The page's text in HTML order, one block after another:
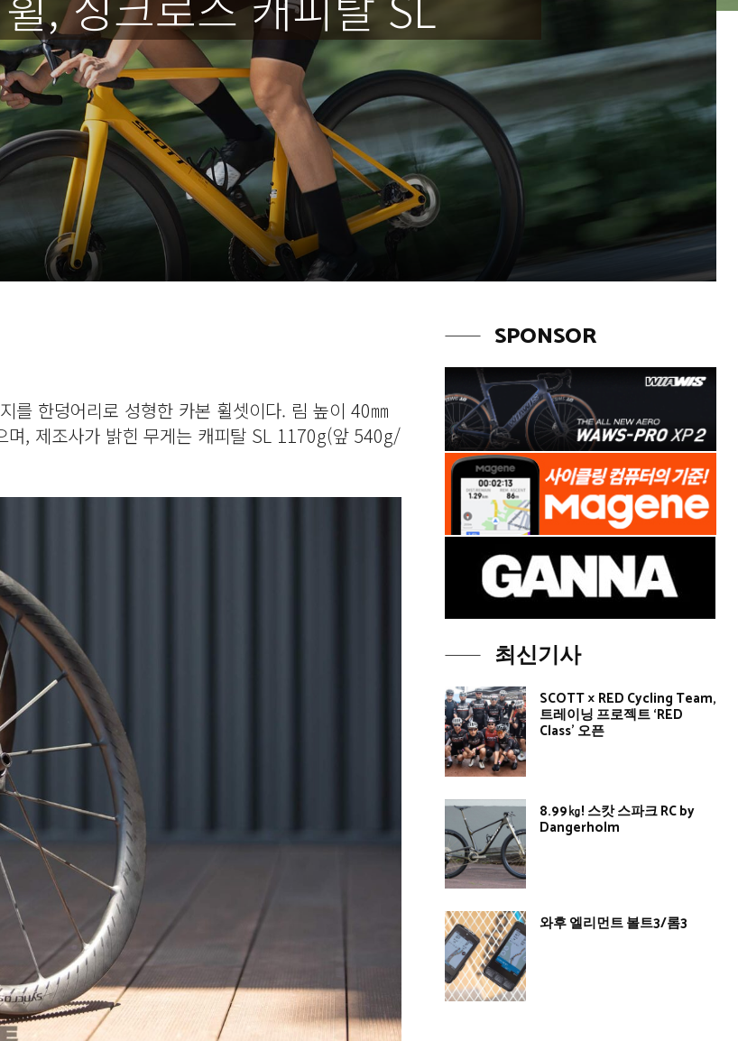
를 한덩어리로 성형한 카본 휠셋이다. 림 높이 40㎜
, 제조사가 밝힌 무게는 캐피탈 SL 1170g(앞 540g/
SPONSOR
최신기사
SCOTT × RED Cycling Team,
트레이닝 프로젝트 ‘RED
Class’ 오픈
8.99㎏! 스캇 스파크 RC by
Dangerholm
와후 엘리먼트 볼트3/롬3